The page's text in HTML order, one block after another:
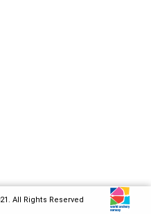
All Rights Reserved